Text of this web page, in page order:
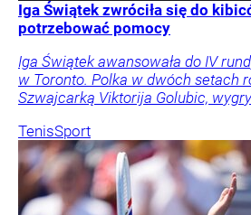
Iga Świątek zwróciła się do
potrzebować pomocy
Iga Świątek awansowała do IV
w Toronto. Polka w dwóch setach
Szwajcarką Viktorija Golubic,
TenisSport